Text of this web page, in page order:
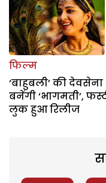
फिल्म
‘बाहुबली’ की
बनेंगी ‘भागमती’,
लुक हुआ रिलीज